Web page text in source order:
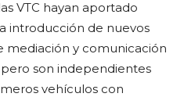
VTC hayan aportado
introducción de nuevos
mediación y comunicación
son independientes
meros vehículos con